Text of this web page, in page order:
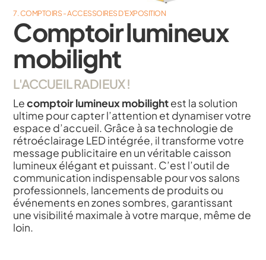
7. COMPTOIRS - ACCESSOIRES D’EXPOSITION
Comptoir lumineux
mobilight
L'ACCUEIL RADIEUX !
Lecomptoir lumineux mobilightest la solution
ultime pour capter l’attention et dynamiser votre
espace d’accueil. Grâce à sa technologie de
rétroéclairage LED intégrée, il transforme votre
message publicitaire en un véritable caisson
lumineux élégant et puissant. C’est l’outil de
communication indispensable pour vos salons
professionnels, lancements de produits ou
événements en zones sombres, garantissant
une visibilité maximale à votre marque, même de
loin.